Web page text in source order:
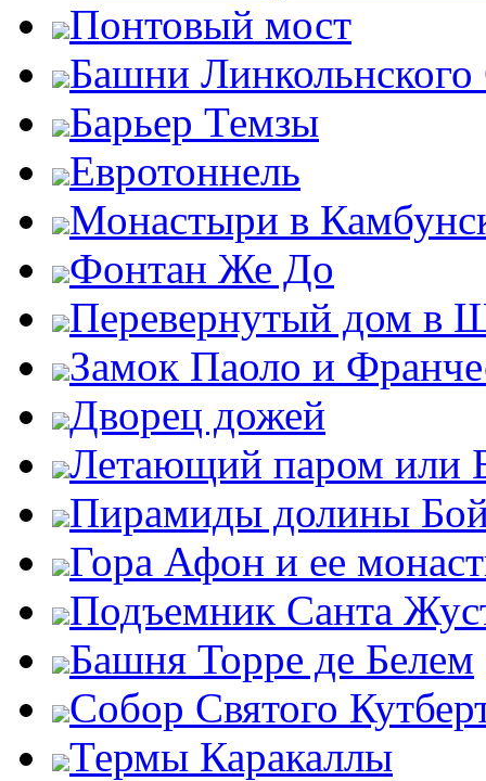
Понтовый мост
Башни
Барьер Темзы
Евротоннель
Монастыри в
Фонтан Же До
Перевернутый дом в
Замок Паоло и
Дворец дожей
Летающий паром или
Пирамиды долины
Гора Афон и ее
Подъемник Санта
Башня Торре де Белем
Собор Святого
Термы Каракаллы